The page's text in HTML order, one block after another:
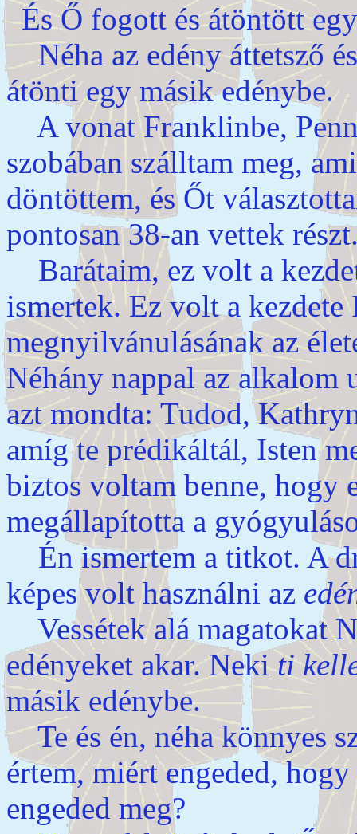
És Ő fogott és átöntött
Néha az edény áttetsző
átönti egy másik edénybe.
A vonat Franklinbe,
szobában szálltam meg,
döntöttem, és Őt
pontosan 38-an vettek
Barátaim, ez volt a
ismertek. Ez volt a kezdete
megnyilvánulásának az
Néhány nappal az alkalom
azt mondta: Tudod,
amíg te prédikáltál, Isten
biztos voltam benne, hogy
megállapította a
Én ismertem a titkot. A
képes volt használni az
Vessétek alá magatokat
edényeket akar. Nekiti
másik edénybe.
Te és én, néha könnyes
értem, miért engeded,
engeded meg?